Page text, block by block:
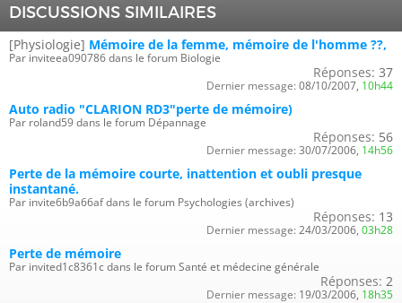
DISCUSSIONS SIMILAIRES
[Physiologie] Mémoire de la femme, mémoire de l'homme ??,
Par inviteea090786 dans le forum Biologie
Réponses: 37
Dernier message: 08/10/2007, 10h44
Auto radio "CLARION RD3"perte de mémoire)
Par roland59 dans le forum Dépannage
Réponses: 56
Dernier message: 30/07/2006, 14h56
Perte de la mémoire courte, inattention et oubli presque
instantané.
Par invite6b9a66af dans le forum Psychologies (archives)
Réponses: 13
Dernier message: 24/03/2006, 03h28
Perte de mémoire
Par invited1c8361c dans le forum Santé et médecine générale
Réponses: 2
Dernier message: 19/03/2006, 18h35